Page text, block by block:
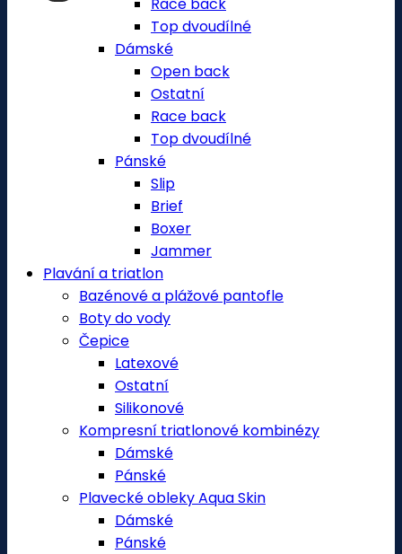
Top dvoudílné
Dámské
Open back
Ostatní
Race back
Top dvoudílné
Pánské
Slip
Brief
Boxer
Jammer
Plavání a triatlon
Bazénové a plážové pantofle
Boty do vody
Čepice
Latexové
Ostatní
Silikonové
Kompresní triatlonové kombinézy
Dámské
Pánské
Plavecké obleky Aqua Skin
Dámské
Pánské